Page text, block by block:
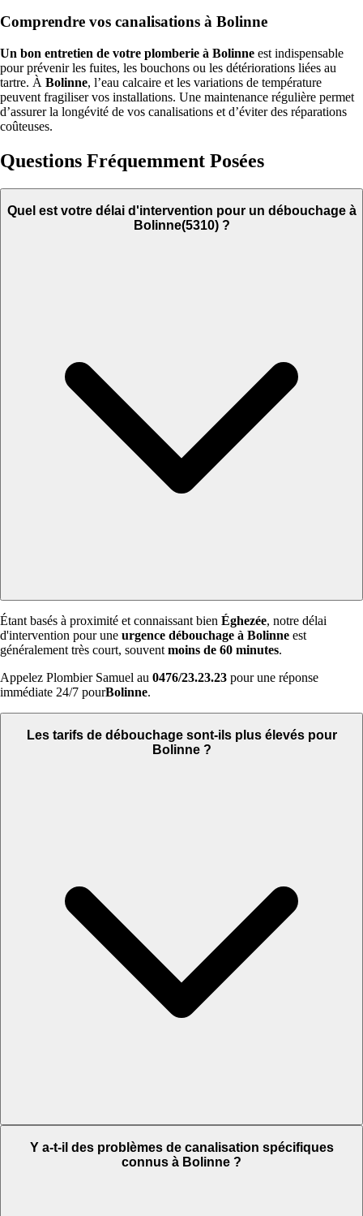
Comprendre vos canalisations à Bolinne
Un bon entretien de votre plomberie à Bolinne est indispensable
pour prévenir les fuites, les bouchons ou les détériorations liées au
tartre. À Bolinne, l’eau calcaire et les variations de température
peuvent fragiliser vos installations. Une maintenance régulière permet
d’assurer la longévité de vos canalisations et d’éviter des réparations
coûteuses.
Questions Fréquemment Posées
Quel est votre délai d'intervention pour un débouchage à
Bolinne(5310) ?
Étant basés à proximité et connaissant bien Éghezée, notre délai
d'intervention pour une urgence débouchage à Bolinne est
généralement très court, souvent moins de 60 minutes.
Appelez Plombier Samuel au 0476/23.23.23 pour une réponse
immédiate 24/7 pourBolinne.
Les tarifs de débouchage sont-ils plus élevés pour
Bolinne ?
Y a-t-il des problèmes de canalisation spécifiques
connus à Bolinne ?